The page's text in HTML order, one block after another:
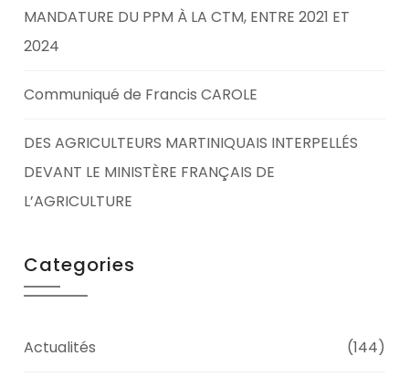
MANDATURE DU PPM À LA CTM, ENTRE 2021 ET
2024
Communiqué de Francis CAROLE
DES AGRICULTEURS MARTINIQUAIS INTERPELLÉS
DEVANT LE MINISTÈRE FRANÇAIS DE
L’AGRICULTURE
Categories
Actualités (144)